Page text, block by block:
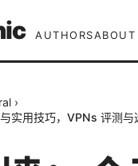
AUTHORS
›
实用技巧，VPNs 评测与